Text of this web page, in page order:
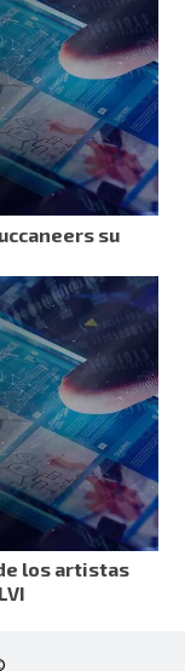
su
los artistas